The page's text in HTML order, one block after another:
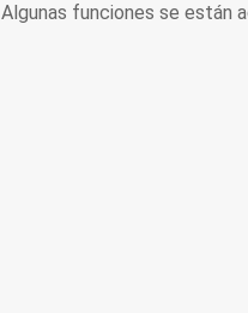
Algunas funciones se están